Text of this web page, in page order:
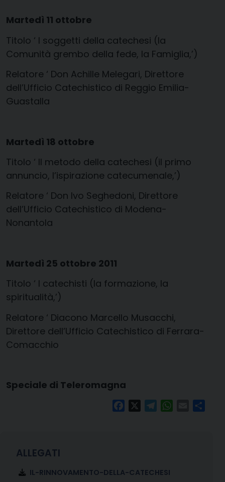
Martedì 11 ottobre
Titolo ‘ I soggetti della catechesi (la
Comunità grembo della fede, la Famiglia,’)
Relatore ‘ Don Achille Melegari, Direttore
dell’Ufficio Catechistico di Reggio Emilia-
Guastalla
Martedì 18 ottobre
Titolo ‘ Il metodo della catechesi (il primo
annuncio, l’ispirazione catecumenale,’)
Relatore ‘ Don Ivo Seghedoni, Direttore
dell’Ufficio Catechistico di Modena-
Nonantola
Martedì 25 ottobre 2011
Titolo ‘ I catechisti (la formazione, la
spiritualità,’)
Relatore ‘ Diacono Marcello Musacchi,
Direttore dell’Ufficio Catechistico di Ferrara-
Comacchio
Speciale di Teleromagna
FacebookTelegramWhatsApp
Email
IL-RINNOVAMENTO-DELLA-CATECHESI